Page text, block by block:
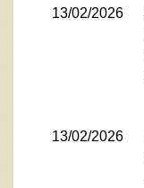
13/02/2026
13/02/2026